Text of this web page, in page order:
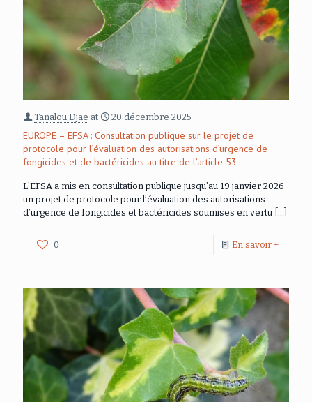
Tanalou Djae at 20 décembre 2025
EUROPE – EFSA : Consultation publique sur le projet de
protocole pour l’évaluation des autorisations d’urgence de
fongicides et de bactéricides au titre de l’article 53
L’EFSA a mis en consultation publique jusqu’au 19 janvier 2026
un projet de protocole pour l’évaluation des autorisations
d’urgence de fongicides et bactéricides soumises en vertu
0 En savoir +